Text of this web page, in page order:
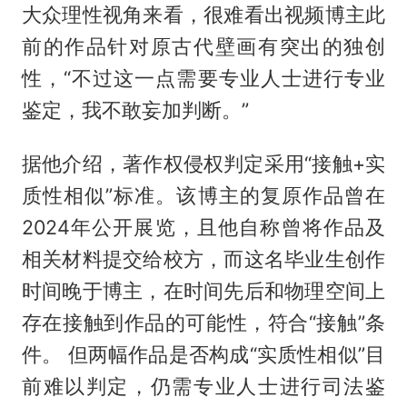
大众理性视角来看，很难看出视频博主此
前的作品针对原古代壁画有突出的独创
性，“不过这一点需要专业人士进行专业
鉴定，我不敢妄加判断。”
据他介绍，著作权侵权判定采用“接触+实
质性相似”标准。该博主的复原作品曾在
2024年公开展览，且他自称曾将作品及
相关材料提交给校方，而这名毕业生创作
时间晚于博主，在时间先后和物理空间上
存在接触到作品的可能性，符合“接触”条
件。 但两幅作品是否构成“实质性相似”目
前难以判定，仍需专业人士进行司法鉴